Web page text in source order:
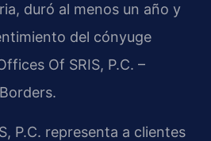
duró al menos un año y
del cónyuge
Of SRIS, P.C. –
P.C. representa a clientes